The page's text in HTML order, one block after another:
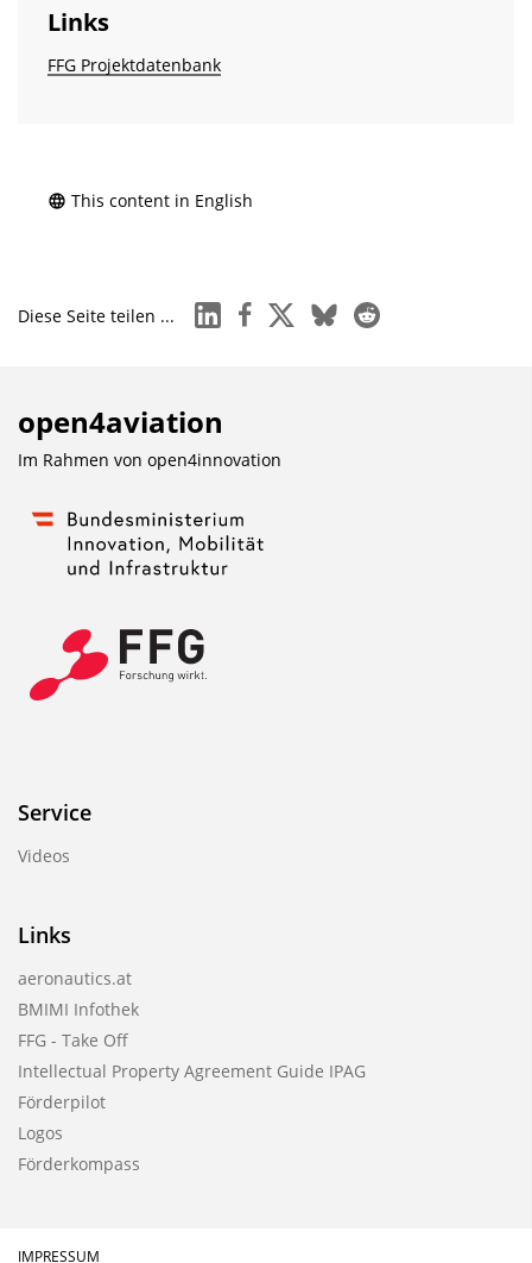
Links
FFG Projektdatenbank
This content in English
Diese Seite teilen ... linkedinfacebook
x blueskyreddit
open4aviation
Im Rahmen von open4innovation
Service
Videos
Links
aeronautics.at
BMIMI Infothek
FFG - Take Off
Intellectual Property Agreement Guide IPAG
Förderpilot
Logos
Förderkompass
IMPRESSUM